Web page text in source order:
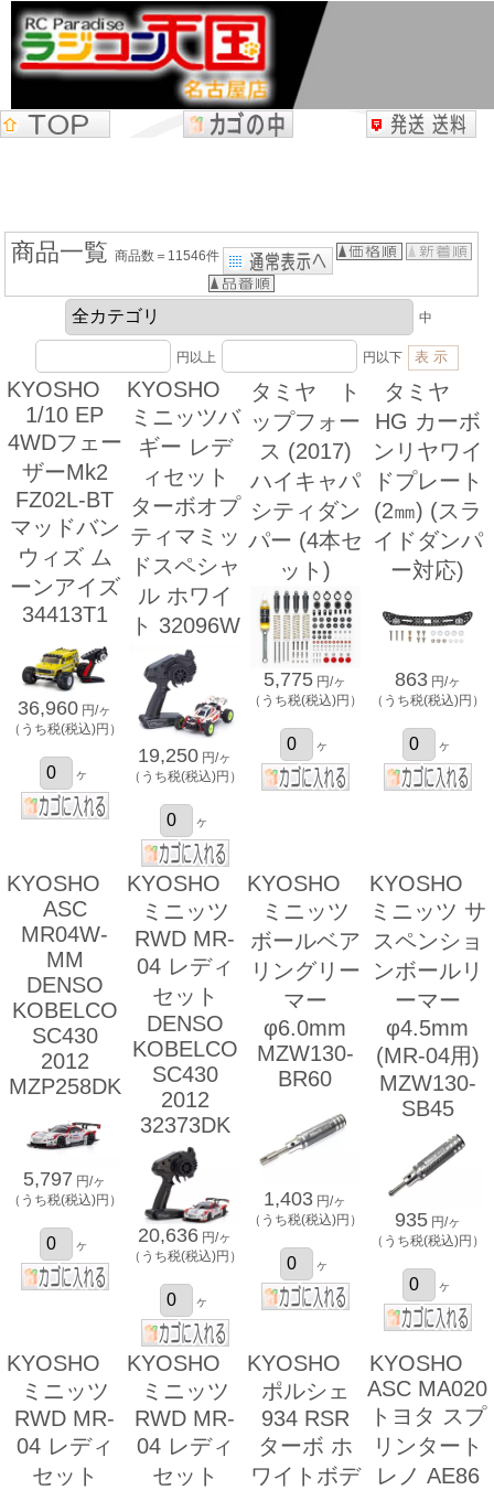
商品一覧商品数＝11546件
中
円以上 円以下
KYOSHO
1/10 EP
4WDフェー
ザーMk2
FZ02L-BT
マッドバン
ウィズ ム
ーンアイズ
34413T1
36,960 円/ヶ
（うち税(税込)円）
ヶ
KYOSHO
ミニッツバ
ギー レデ
ィセット
ターボオプ
ティマミッ
ドスペシャ
ル ホワイ
ト 32096W
19,250 円/ヶ
（うち税(税込)円）
ヶ
タミヤ ト
ップフォー
ス (2017)
ハイキャパ
シティダン
パー (4本セ
ット)
5,775 円/ヶ
（うち税(税込)円）
ヶ
タミヤ
HG カーボ
ンリヤワイ
ドプレート
(2㎜) (スラ
イドダンパ
ー対応)
863 円/ヶ
（うち税(税込)円）
ヶ
KYOSHO
ASC
MR04W-
MM
DENSO
KOBELCO
SC430
2012
MZP258DK
5,797 円/ヶ
（うち税(税込)円）
ヶ
KYOSHO
ミニッツ
RWD MR-
04 レディ
セット
DENSO
KOBELCO
SC430
2012
32373DK
20,636 円/ヶ
（うち税(税込)円）
ヶ
KYOSHO
ミニッツ
ボールベア
リングリー
マー
φ6.0mm
MZW130-
BR60
1,403 円/ヶ
（うち税(税込)円）
ヶ
KYOSHO
ミニッツ サ
スペンショ
ンボールリ
ーマー
φ4.5mm
(MR-04用)
MZW130-
SB45
935 円/ヶ
（うち税(税込)円）
ヶ
KYOSHO
ミニッツ
RWD MR-
04 レディ
セット
KYOSHO
ミニッツ
RWD MR-
04 レディ
セット
KYOSHO
ポルシェ
934 RSR
ターボ ホ
ワイトボデ
KYOSHO
ASC MA020
トヨタ スプ
リンタート
レノ AE86